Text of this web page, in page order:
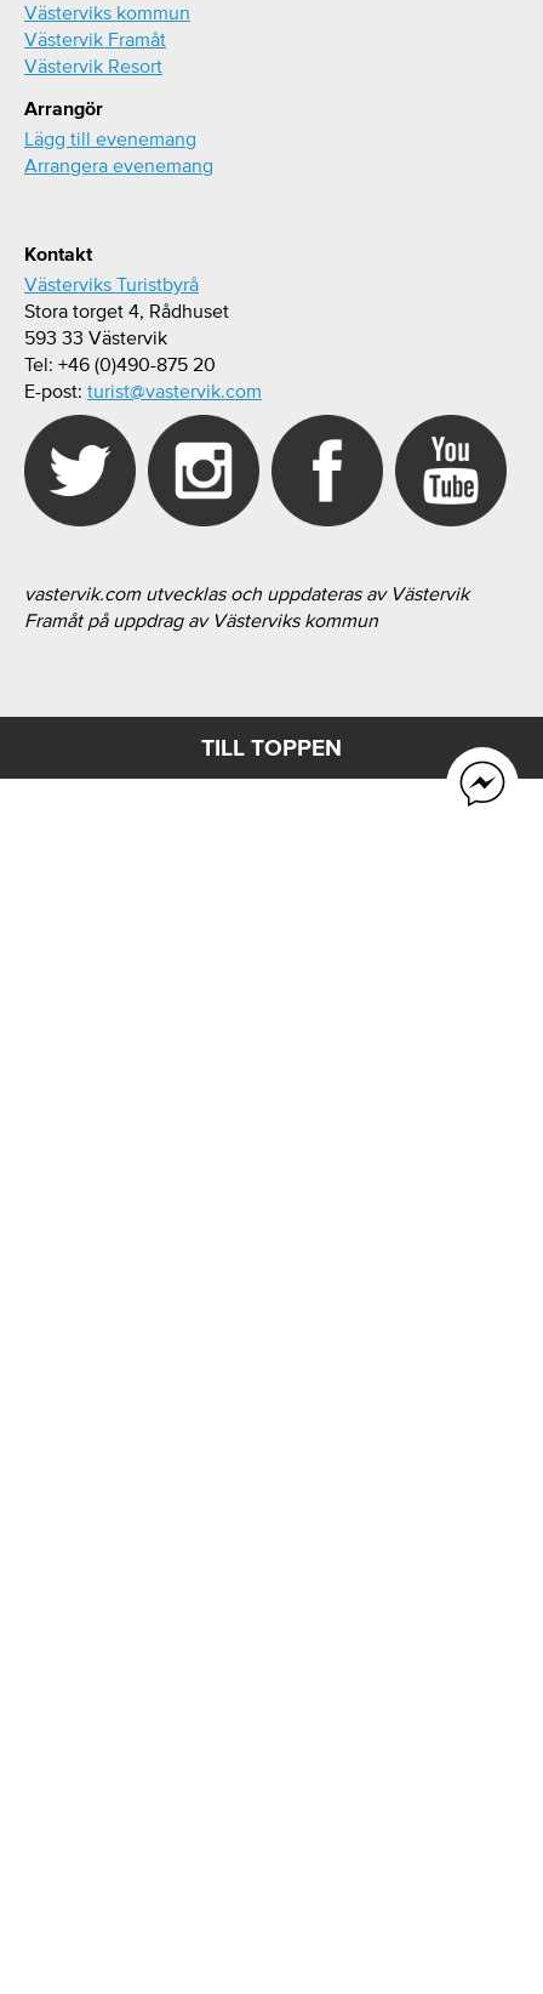
Västerviks kommun
Västervik Framåt
Västervik Resort
Arrangör
Lägg till evenemang
Arrangera evenemang
Kontakt
Västerviks Turistbyrå
Stora torget 4, Rådhuset
593 33 Västervik
Tel: +46 (0)490-875 20
E-post: turist@vastervik.com
vastervik.com utvecklas och uppdateras av Västervik
Framåt på uppdrag av Västerviks kommun
TILL TOPPEN